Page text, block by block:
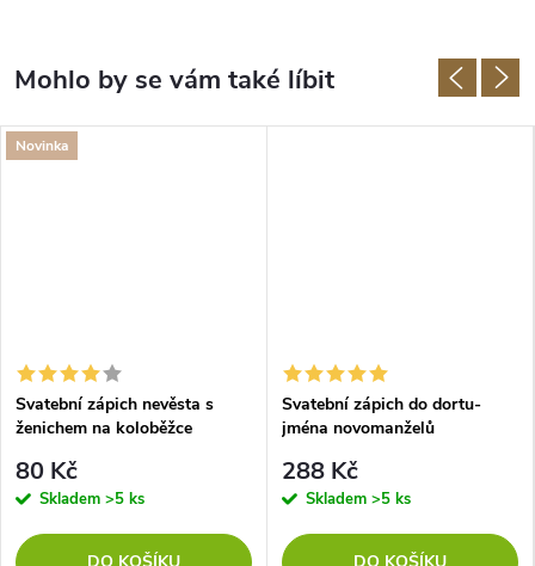
Novinka
Svatební zápich nevěsta s
ženichem na koloběžce
80 Kč
Skladem >5 ks
DO KOŠÍKU
Svatební zápich do dortu-
jména novomanželů
288 Kč
Skladem >5 ks
DO KOŠÍKU